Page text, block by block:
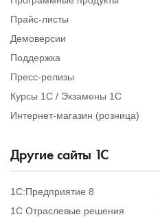
Прайс-листы
Демоверсии
Поддержка
Пресс-релизы
Курсы 1С / Экзамены 1С
Интернет-магазин (розница)
Другие сайты 1С
1С:Предприятие 8
1С Отраслевые решения